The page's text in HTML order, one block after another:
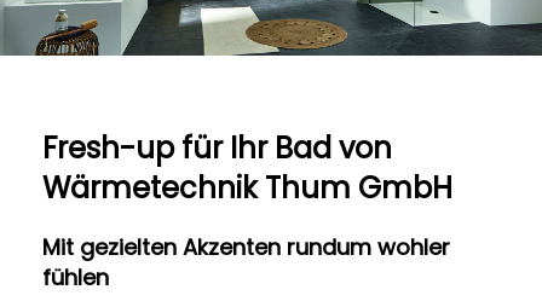
Fresh-up für Ihr Bad von
Wärmetechnik Thum GmbH
Mit gezielten Akzenten rundum wohler
fühlen